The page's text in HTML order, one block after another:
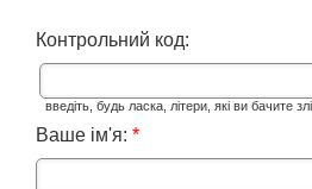
Контрольний код:
введіть, будь ласка, літери, які ви бачите
Ваше ім'я: *